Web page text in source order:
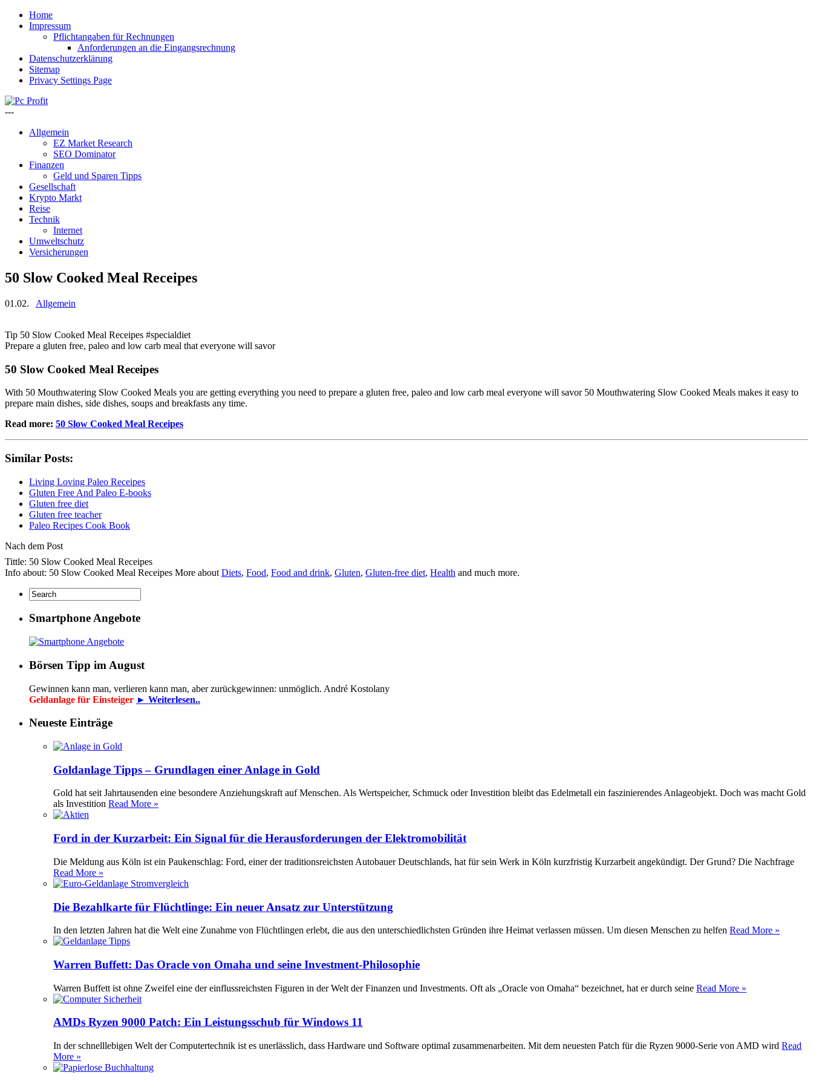
Home
Impressum
Pflichtangaben für Rechnungen
Anforderungen an die Eingangsrechnung
Datenschutzerklärung
Sitemap
Privacy Settings Page
---
Allgemein
EZ Market Research
SEO Dominator
Finanzen
Geld und Sparen Tipps
Gesellschaft
Krypto Markt
Reise
Technik
Internet
Umweltschutz
Versicherungen
50 Slow Cooked Meal Receipes
01.02. Allgemein
Tip 50 Slow Cooked Meal Receipes #specialdiet
Prepare a gluten free, paleo and low carb meal that everyone will savor
50 Slow Cooked Meal Receipes
With 50 Mouthwatering Slow Cooked Meals you are getting everything you need to prepare a gluten free, paleo and low carb meal everyone will savor 50 Mouthwatering Slow Cooked Meals makes it easy to
prepare main dishes, side dishes, soups and breakfasts any time.
Read more: 50 Slow Cooked Meal Receipes
Similar Posts:
Living Loving Paleo Receipes
Gluten Free And Paleo E-books
Gluten free diet
Gluten free teacher
Paleo Recipes Cook Book
Nach dem Post
Tittle: 50 Slow Cooked Meal Receipes
Info about: 50 Slow Cooked Meal Receipes More about Diets, Food, Food and drink, Gluten, Gluten-free diet, Health and much more.
Smartphone Angebote
Börsen Tipp im August
Gewinnen kann man, verlieren kann man, aber zurückgewinnen: unmöglich. André Kostolany
Geldanlage für Einsteiger ► Weiterlesen..
Neueste Einträge
Goldanlage Tipps – Grundlagen einer Anlage in Gold
Gold hat seit Jahrtausenden eine besondere Anziehungskraft auf Menschen. Als Wertspeicher, Schmuck oder Investition bleibt das Edelmetall ein faszinierendes Anlageobjekt. Doch was macht Gold
als Investition Read More »
Ford in der Kurzarbeit: Ein Signal für die Herausforderungen der Elektromobilität
Die Meldung aus Köln ist ein Paukenschlag: Ford, einer der traditionsreichsten Autobauer Deutschlands, hat für sein Werk in Köln kurzfristig Kurzarbeit angekündigt. Der Grund? Die Nachfrage
Read More »
Die Bezahlkarte für Flüchtlinge: Ein neuer Ansatz zur Unterstützung
In den letzten Jahren hat die Welt eine Zunahme von Flüchtlingen erlebt, die aus den unterschiedlichsten Gründen ihre Heimat verlassen müssen. Um diesen Menschen zu helfen Read More »
Warren Buffett: Das Oracle von Omaha und seine Investment-Philosophie
Warren Buffett ist ohne Zweifel eine der einflussreichsten Figuren in der Welt der Finanzen und Investments. Oft als „Oracle von Omaha“ bezeichnet, hat er durch seine Read More »
AMDs Ryzen 9000 Patch: Ein Leistungsschub für Windows 11
In der schnelllebigen Welt der Computertechnik ist es unerlässlich, dass Hardware und Software optimal zusammenarbeiten. Mit dem neuesten Patch für die Ryzen 9000-Serie von AMD wird Read
More »